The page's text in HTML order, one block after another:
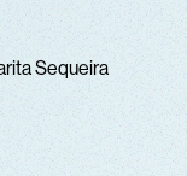
Sequeira